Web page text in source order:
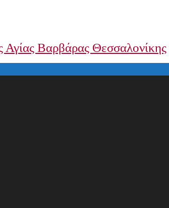
Αγίας Βαρβάρας Θεσσαλονίκης